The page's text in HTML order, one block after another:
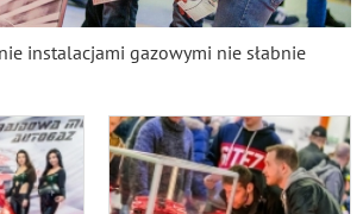
instalacjami gazowymi nie słabnie